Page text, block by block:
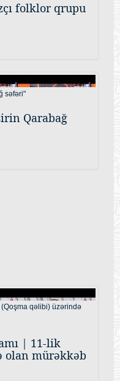
folklor qrupu
Qarabağ
| 11-lik
olan mürəkkəb